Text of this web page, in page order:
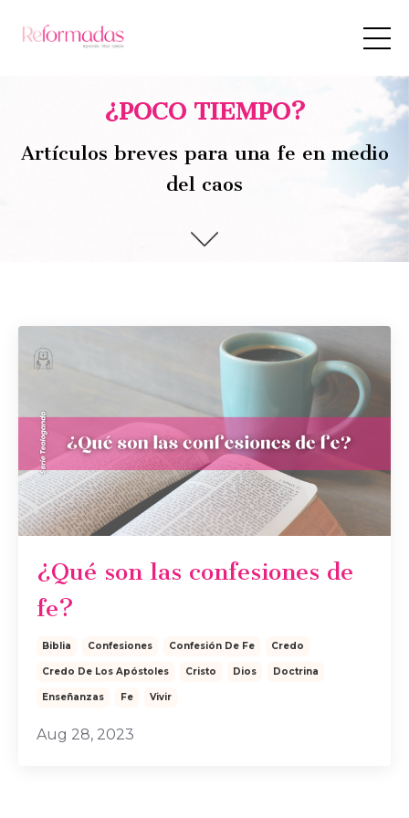
¿POCO TIEMPO?
Artículos breves para una fe en medio
del caos
¿Qué son las confesiones de
fe?
Biblia Confesiones Confesión De Fe Credo
Credo De Los Apóstoles Cristo Dios Doctrina
Enseñanzas Fe Vivir
Aug 28, 2023